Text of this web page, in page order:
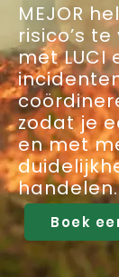
MEJOR
risico’s
met LUCI
zodat je
en met
handelen.
Boek